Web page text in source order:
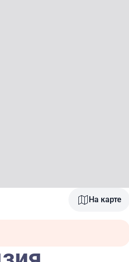
На карте